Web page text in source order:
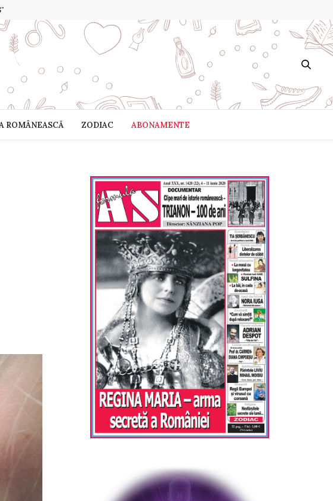
ROMÂNEASCĂ ZODIAC ABONAMENTE